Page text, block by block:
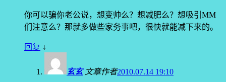
你可以骗你老公说，想变帅么？想减肥么？想吸引MM
们注意么？那就多做些家务事吧，很快就能减下来的。
回复 ↓
玄玄 文章作者2010.07.14 19:10